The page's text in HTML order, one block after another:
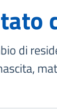
di